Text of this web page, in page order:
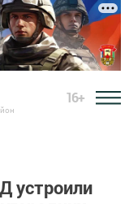
16+
устроили